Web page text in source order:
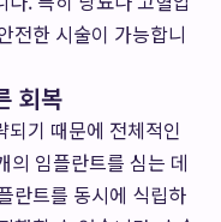
전한 시술이 가능합니
회복
기 때문에 전체적인
의 임플란트를 심는 데
란트를 동시에 식립하